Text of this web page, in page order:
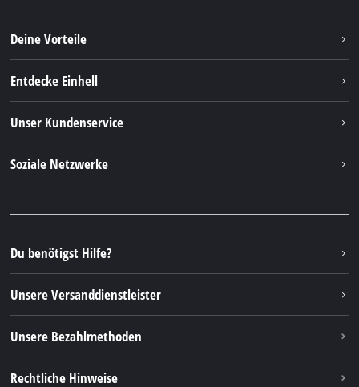
Deine Vorteile
Entdecke Einhell
Einhell Germany AG
Unser Kundenservice
Soziale Netzwerke
Instagram
TikTok
Pinterest
Du benötigst Hilfe?
Unsere Versanddienstleister
Unsere Bezahlmethoden
Rechtliche Hinweise